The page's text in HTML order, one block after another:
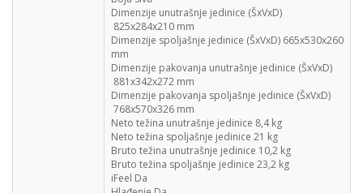
Dimenzije unutrašnje jedinice (ŠxVxD)
825x284x210 mm
Dimenzije spoljašnje jedinice (ŠxVxD) 665x530x260
mm
Dimenzije pakovanja unutrašnje jedinice (ŠxVxD)
881x342x272 mm
Dimenzije pakovanja spoljašnje jedinice (ŠxVxD)
768x570x326 mm
Neto težina unutrašnje jedinice 8,4 kg
Neto težina spoljašnje jedinice 21 kg
Bruto težina unutrašnje jedinice 10,2 kg
Bruto težina spoljašnje jedinice 23,2 kg
iFeel Da